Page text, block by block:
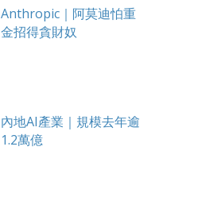
Anthropic｜阿莫迪怕重
金招得貪財奴
內地AI產業｜規模去年逾
1.2萬億